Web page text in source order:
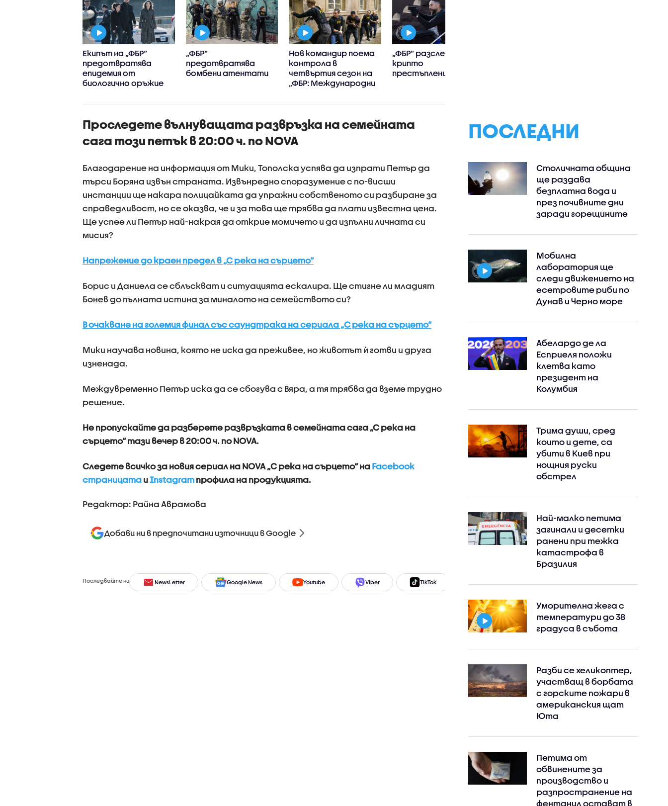
Екипът на „ФБР“
предотвратява
епидемия от
биологично оръжие
„ФБР“
предотвратява
бомбени атентати
Нов командир поема
контрола в
четвъртия сезон на
„ФБР: Международни
„ФБР“ разследва
крипто
престъпление
Проследете вълнуващата развръзка на семейната
сага този петък в 20:00 ч. по NOVA
Благодарение на информация от Мики, Тополска успява да изпрати Петър да
търси Боряна извън страната. Извънредно споразумение с по-висши
инстанции ще накара полицайката да упражни собственото си разбиране за
справедливост, но се оказва, че и за това ще трябва да плати известна цена.
Ще успее ли Петър най-накрая да открие момичето и да изпълни личната си
мисия?
Напрежение до краен предел в „С река на сърцето“
Борис и Даниела се сблъскват и ситуацията ескалира. Ще стигне ли младият
Бонев до пълната истина за миналото на семейството си?
В очакване на големия финал със саундтрака на сериалa „С река на сърцето“
Мики научава новина, която не иска да преживее, но животът ѝ готви и друга
изненада.
Междувременно Петър иска да се сбогува с Вяра, а тя трябва да вземе трудно
решение.
Не пропускайте да разберете развръзката в семейната сага „С река на
сърцето“ тази вечер в 20:00 ч. по NOVA.
Следете всичко за новия сериал на NOVA „С река на сърцето“ на Facebook
страницатаиInstagramпрофила на продукцията.
Редактор: Райна Аврамова
Добави ни в предпочитани източници в Google
Последвайте ни NewsLetter Google News Youtube Viber TikTok
ПОСЛЕДНИ
Столичната община
ще раздава
безплатна вода и
през почивните дни
заради горещините
Мобилна
лаборатория ще
следи движението на
есетровите риби по
Дунав и Черно море
Абелардо де ла
Есприеля положи
клетва като
президент на
Колумбия
Трима души, сред
които и дете, са
убити в Киев при
нощния руски
обстрел
Най-малко петима
загинали и десетки
ранени при тежка
катастрофа в
Бразилия
Уморителна жега с
температури до 38
градуса в събота
Разби се хеликоптер,
участващ в борбата
с горските пожари в
американския щат
Юта
Петима от
обвинените за
производство и
разпространение на
фентанил остават в